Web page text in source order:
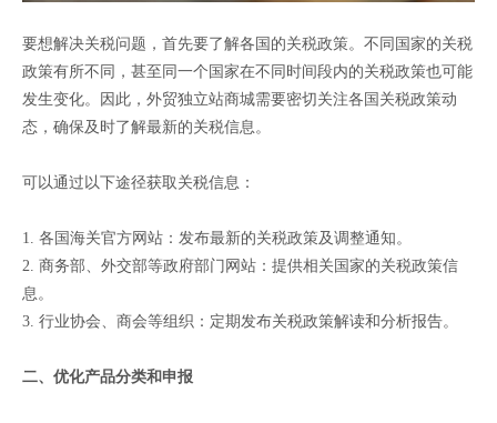
要想解决关税问题，首先要了解各国的关税政策。不同国家的关税
政策有所不同，甚至同一个国家在不同时间段内的关税政策也可能
发生变化。因此，外贸独立站商城需要密切关注各国关税政策动
态，确保及时了解最新的关税信息。
可以通过以下途径获取关税信息：
1. 各国海关官方网站：发布最新的关税政策及调整通知。
2. 商务部、外交部等政府部门网站：提供相关国家的关税政策信
息。
3. 行业协会、商会等组织：定期发布关税政策解读和分析报告。
二、优化产品分类和申报